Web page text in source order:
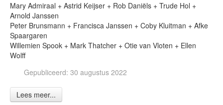
Mary Admiraal + Astrid Keijser + Rob Daniëls + Trude Hol +
Arnold Janssen
Peter Brunsmann + Francisca Janssen + Coby Kluitman + Afke
Spaargaren
Willemien Spook + Mark Thatcher + Otie van Vloten + Ellen
Wolff
Gepubliceerd: 30 augustus 2022
Lees meer...